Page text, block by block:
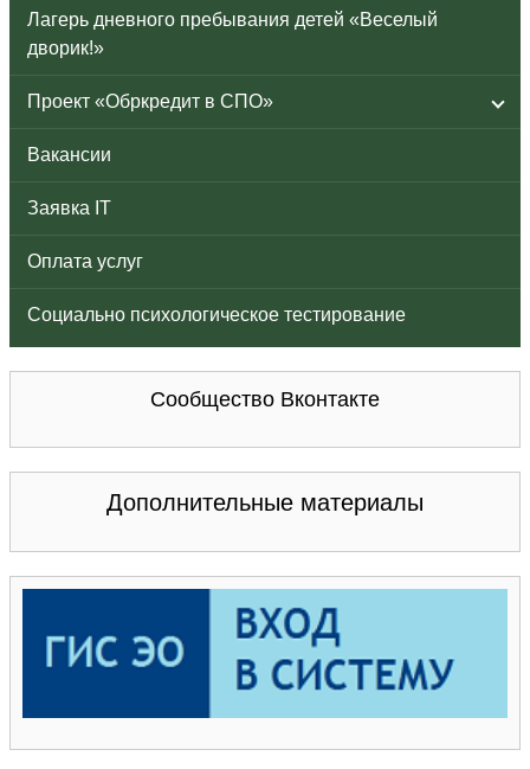
Лагерь дневного пребывания детей «Веселый
дворик!»
Проект «Обркредит в СПО»
Вакансии
Заявка IT
Оплата услуг
Социально психологическое тестирование
Сообщество Вконтакте
Дополнительные материалы